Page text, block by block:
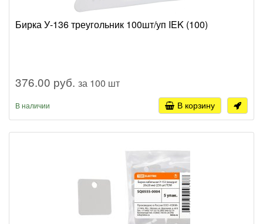
Бирка У-136 треугольник 100шт/уп IEK (100)
376.00 руб. за 100 шт
В наличии В корзину